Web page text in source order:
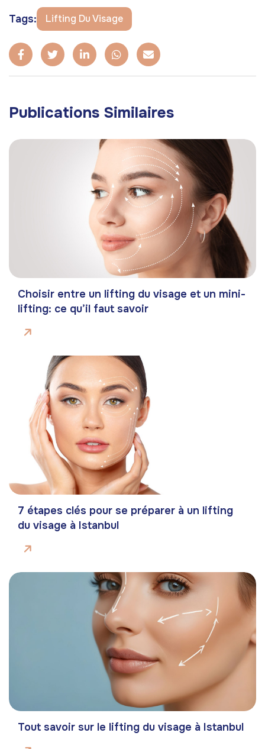
Tags: Lifting Du Visage
Publications Similaires
Choisir entre un lifting du visage et un mini-
lifting: ce qu’il faut savoir
7 étapes clés pour se préparer à un lifting
du visage à Istanbul
Tout savoir sur le lifting du visage à Istanbul